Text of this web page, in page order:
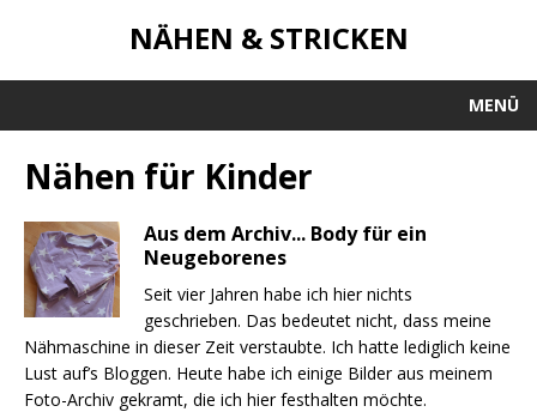
NÄHEN & STRICKEN
MENÜ
Nähen für Kinder
Aus dem Archiv... Body für ein
Neugeborenes
Seit vier Jahren habe ich hier nichts
geschrieben. Das bedeutet nicht, dass meine
Nähmaschine in dieser Zeit verstaubte. Ich hatte lediglich keine
Lust auf’s Bloggen. Heute habe ich einige Bilder aus meinem
Foto-Archiv gekramt, die ich hier festhalten möchte.